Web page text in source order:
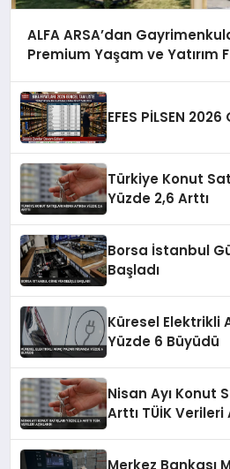
ALFA ARSA’dan
Premium Yaşam ve Yatırım
EFES PİLSEN 2026
Türkiye Konut
Yüzde 2,6 Arttı
Borsa İstanbul
Başladı
Küresel Elektrikli
Yüzde 6 Büyüdü
Nisan Ayı Konut
Arttı TÜİK Verileri
Merkez Bankası